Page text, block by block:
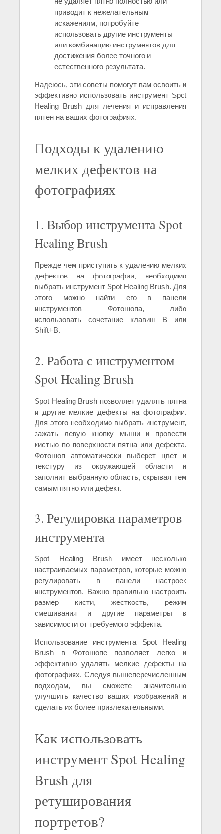
приводит к нежелательным
искажениям, попробуйте
использовать другие инструменты
или комбинацию инструментов для
достижения более точного и
естественного результата.
Надеюсь, эти советы помогут вам освоить и
эффективно использовать инструмент Spot
Healing Brush для лечения и исправления
пятен на ваших фотографиях.
Подходы к удалению
мелких дефектов на
фотографиях
1. Выбор инструмента Spot
Healing Brush
Прежде чем приступить к удалению мелких
дефектов на фотографии, необходимо
выбрать инструмент Spot Healing Brush. Для
этого можно найти его в панели
инструментов Фотошопа, либо
использовать сочетание клавиш B или
Shift+B.
2. Работа с инструментом
Spot Healing Brush
Spot Healing Brush позволяет удалять пятна
и другие мелкие дефекты на фотографии.
Для этого необходимо выбрать инструмент,
зажать левую кнопку мыши и провести
кистью по поверхности пятна или дефекта.
Фотошоп автоматически выберет цвет и
текстуру из окружающей области и
заполнит выбранную область, скрывая тем
самым пятно или дефект.
3. Регулировка параметров
инструмента
Spot Healing Brush имеет несколько
настраиваемых параметров, которые можно
регулировать в панели настроек
инструментов. Важно правильно настроить
размер кисти, жесткость, режим
смешивания и другие параметры в
зависимости от требуемого эффекта.
Использование инструмента Spot Healing
Brush в Фотошопе позволяет легко и
эффективно удалять мелкие дефекты на
фотографиях. Следуя вышеперечисленным
подходам, вы сможете значительно
улучшить качество ваших изображений и
сделать их более привлекательными.
Как использовать
инструмент Spot Healing
Brush для
ретуширования
портретов?